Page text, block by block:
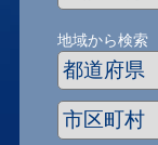
地域から検索